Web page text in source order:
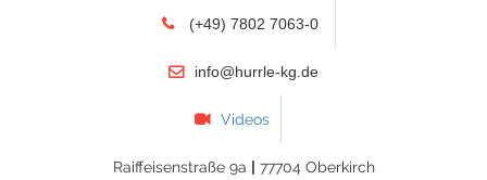
(+49) 7802 7063-0
info@hurrle-kg.de
Videos
Raiffeisenstraße 9a | 77704 Oberkirch